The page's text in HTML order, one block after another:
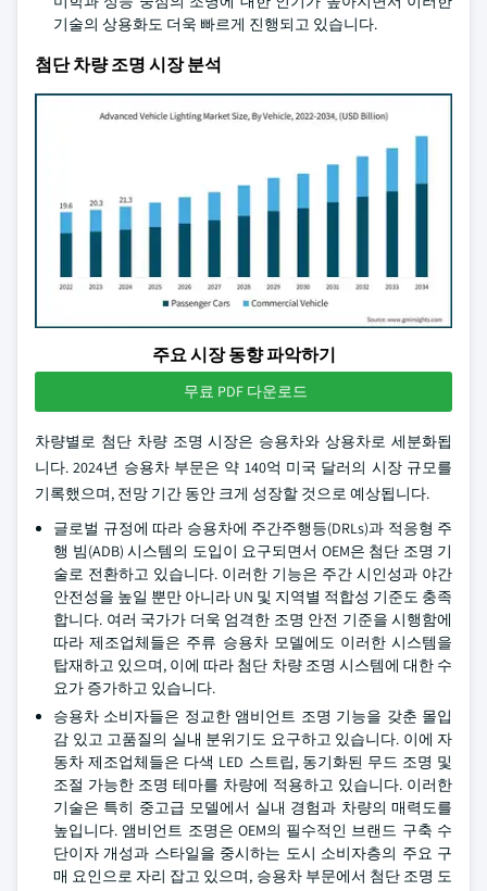
기술의 상용화도 더욱 빠르게 진행되고 있습니다.
첨단 차량 조명 시장 분석
주요 시장 동향 파악하기
무료 PDF 다운로드
차량별로 첨단 차량 조명 시장은 승용차와 상용차로 세분화됩
니다. 2024년 승용차 부문은 약 140억 미국 달러의 시장 규모를
기록했으며, 전망 기간 동안 크게 성장할 것으로 예상됩니다.
글로벌 규정에 따라 승용차에 주간주행등(DRLs)과 적응형 주
행 빔(ADB) 시스템의 도입이 요구되면서 OEM은 첨단 조명 기
술로 전환하고 있습니다. 이러한 기능은 주간 시인성과 야간
안전성을 높일 뿐만 아니라 UN 및 지역별 적합성 기준도 충족
합니다. 여러 국가가 더욱 엄격한 조명 안전 기준을 시행함에
따라 제조업체들은 주류 승용차 모델에도 이러한 시스템을
탑재하고 있으며, 이에 따라 첨단 차량 조명 시스템에 대한 수
요가 증가하고 있습니다.
승용차 소비자들은 정교한 앰비언트 조명 기능을 갖춘 몰입
감 있고 고품질의 실내 분위기도 요구하고 있습니다. 이에 자
동차 제조업체들은 다색 LED 스트립, 동기화된 무드 조명 및
조절 가능한 조명 테마를 차량에 적용하고 있습니다. 이러한
기술은 특히 중고급 모델에서 실내 경험과 차량의 매력도를
높입니다. 앰비언트 조명은 OEM의 필수적인 브랜드 구축 수
단이자 개성과 스타일을 중시하는 도시 소비자층의 주요 구
매 요인으로 자리 잡고 있으며, 승용차 부문에서 첨단 조명 도